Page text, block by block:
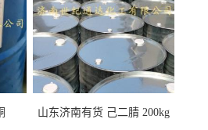
山东济南有货 己二腈 200kg